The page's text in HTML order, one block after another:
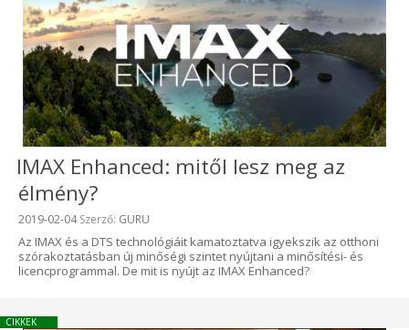
IMAX Enhanced: mitől lesz meg az
élmény?
Beküldve:
2019-02-04Szerző: GURU
Az IMAX és a DTS technológiáit kamatoztatva igyekszik az otthoni
szórakoztatásban új minőségi szintet nyújtani a minősítési- és
licencprogrammal. De mit is nyújt az IMAX Enhanced?
CIKKEK